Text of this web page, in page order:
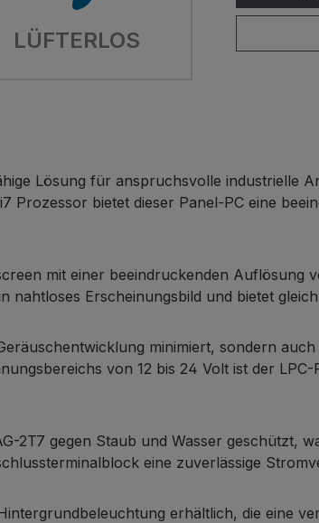
LÜFTERLOS
Lösung für anspruchsvolle industrielle
Prozessor bietet dieser Panel-PC eine
mit einer beeindruckenden Auflösung
Erscheinungsbild und bietet
minimiert, sondern
von 12 bis 24 Volt ist der
2T7 gegen Staub und Wasser geschützt,
eine zuverlässige
erhältlich, die eine